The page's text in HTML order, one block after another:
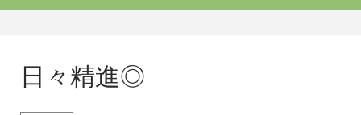
日々精進◎